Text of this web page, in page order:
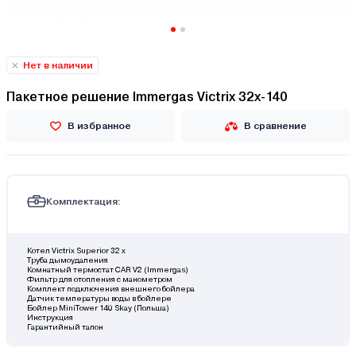
Нет в наличии
Пакетное решение Immergas Victrix 32x-140
В избранное В сравнение
Комплектация:
Котел Victrix Superior 32 x
Труба дымоудаления
Комнатный термостат CAR V2 (Immergas)
Фильтр для отопления с манометром
Комплект подключения внешнего бойлера
Датчик температуры воды в бойлере
Бойлер MiniTower 140 Skay (Польша)
Инструкция
Гарантийный талон